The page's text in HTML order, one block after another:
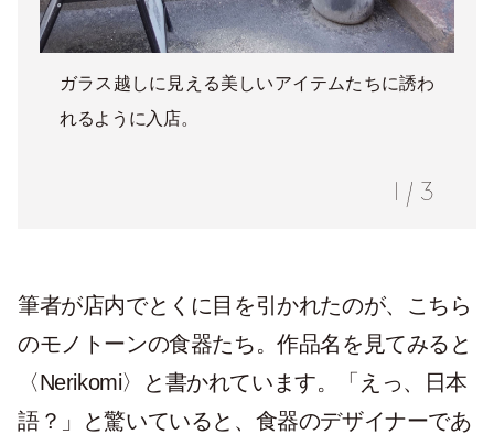
ガラス越しに見える美しいアイテムたちに誘わ
れるように入店。
/ 3
筆者が店内でとくに目を引かれたのが、こちら
のモノトーンの食器たち。作品名を見てみると
〈Nerikomi〉と書かれています。「えっ、日本
語？」と驚いていると、食器のデザイナーであ